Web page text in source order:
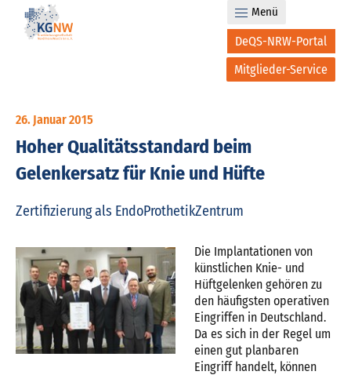
DeQS-NRW-Portal
Mitglieder-Service
Menü
26. Januar 2015
Hoher Qualitätsstandard beim
Gelenkersatz für Knie und Hüfte
Zertifizierung als EndoProthetikZentrum
Die Implantationen von
künstlichen Knie- und
Hüftgelenken gehören zu
den häufigsten operativen
Eingriffen in Deutschland.
Da es sich in der Regel um
einen gut planbaren
Eingriff handelt, können